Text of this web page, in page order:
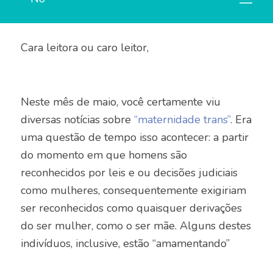
Cara leitora ou caro leitor,
Neste mês de maio, você certamente viu
diversas notícias sobre “maternidade trans”. Era
uma questão de tempo isso acontecer: a partir
do momento em que homens são
reconhecidos por leis e ou decisões judiciais
como mulheres, consequentemente exigiriam
ser reconhecidos como quaisquer derivações
do ser mulher, como o ser mãe. Alguns destes
indivíduos, inclusive, estão “amamentando”